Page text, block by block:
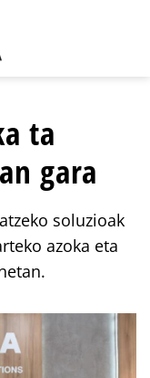
ta
gara
soluzioak
azoka eta